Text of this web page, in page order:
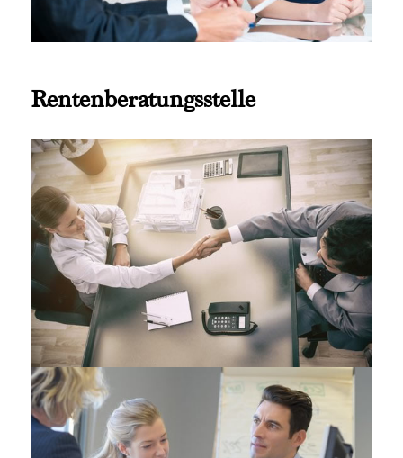
Rentenberatungsstelle